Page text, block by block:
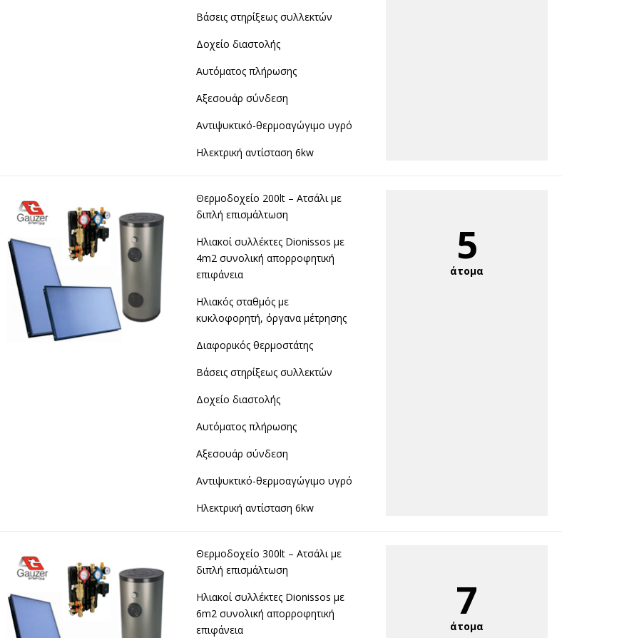
Βάσεις στηρίξεως συλλεκτών
Δοχείο διαστολής
Αυτόματος πλήρωσης
Αξεσουάρ σύνδεση
Αντιψυκτικό-θερμοαγώγιμο υγρό
Ηλεκτρική αντίσταση 6kw
Θερμοδοχείο 200lt – Ατσάλι με
διπλή επισμάλτωση
Ηλιακοί συλλέκτες Dionissos με
4m2 συνολική απορροφητική
επιφάνεια
Ηλιακός σταθμός με
κυκλοφορητή, όργανα μέτρησης
Διαφορικός θερμοστάτης
Βάσεις στηρίξεως συλλεκτών
Δοχείο διαστολής
Αυτόματος πλήρωσης
Αξεσουάρ σύνδεση
Αντιψυκτικό-θερμοαγώγιμο υγρό
Ηλεκτρική αντίσταση 6kw
5
άτομα
Θερμοδοχείο 300lt – Ατσάλι με
διπλή επισμάλτωση
Ηλιακοί συλλέκτες Dionissos με
6m2 συνολική απορροφητική
επιφάνεια
7
άτομα